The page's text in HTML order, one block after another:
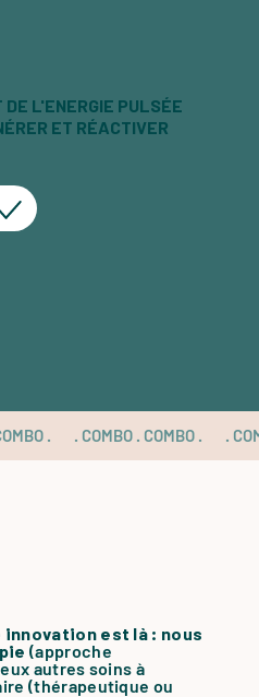
L'ENERGIE PULSÉE
ET RÉACTIVER
est là : nous
(approche
autres soins à
(thérapeutique ou